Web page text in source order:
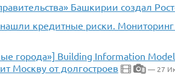
Башкирии создал
нашли кредитные риски.
города»] Building Information
Москву от долгостроев
8 — 27